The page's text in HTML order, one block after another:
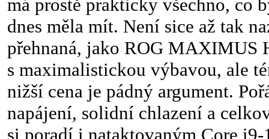
má prostě prakticky všechno, co
dnes měla mít. Není sice až tak
přehnaná, jako ROG MAXIMUS
s maximalistickou výbavou, ale
nižší cena je pádný argument.
napájení, solidní chlazení a
si poradí i nataktovaným Core